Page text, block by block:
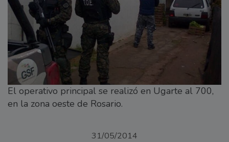
El operativo principal se realizó en Ugarte al 700,
en la zona oeste de Rosario.
31/05/2014